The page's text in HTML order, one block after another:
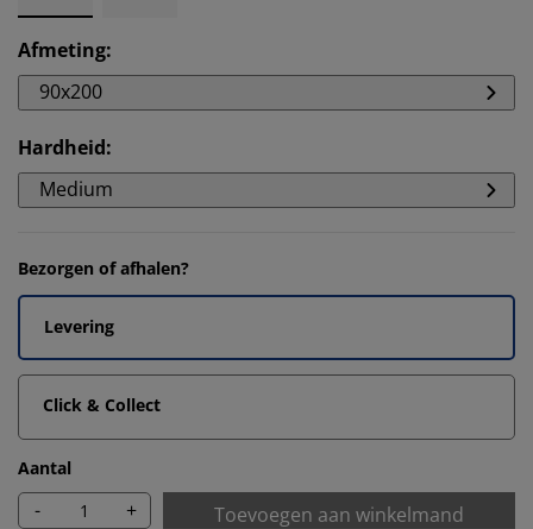
Afmeting:
90x200
Hardheid:
Medium
Bezorgen of afhalen?
Levering
Click & Collect
Aantal
- + Toevoegen aan winkelmand